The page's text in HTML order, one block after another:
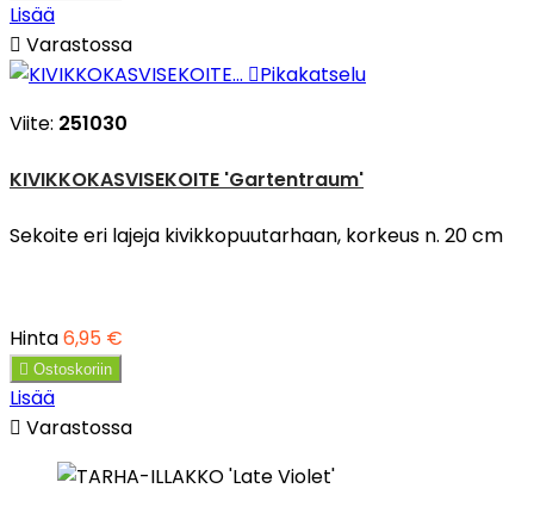
Lisää
 Varastossa
Pikakatselu
Viite: 251030
KIVIKKOKASVISEKOITE 'Gartentraum'
Sekoite eri lajeja kivikkopuutarhaan, korkeus n. 20 cm
Hinta6,95 €
 Ostoskoriin
Lisää
 Varastossa